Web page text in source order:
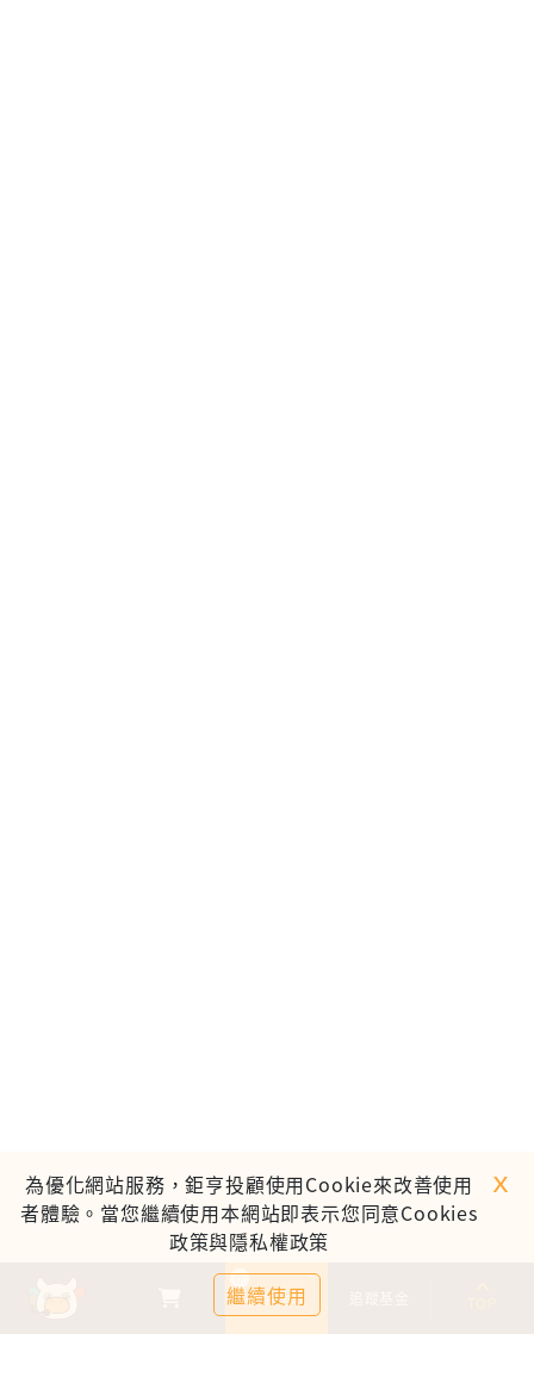
基金比較
0
為優化網站服務，鉅亨投顧使用Cookie來改善使用
者體驗。當您繼續使用本網站即表示您同意Cookies
政策與隱私權政策
繼續使用
ｘ